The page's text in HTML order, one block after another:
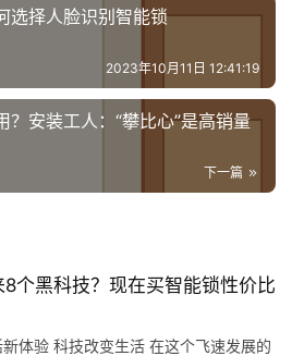
选择人脸识别智能锁
2023年10月11日 12:41:19
？安装工人：“攀比心”是高销量
下一篇
个黑科技？现在买智能锁性价比
体验 科技改变生活 在这个飞速发展的